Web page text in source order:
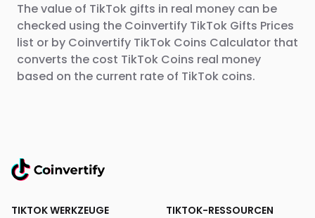
The value of TikTok gifts in real money can be
checked using the Coinvertify TikTok Gifts Prices
list or by Coinvertify TikTok Coins Calculator that
converts the cost TikTok Coins real money
based on the current rate of TikTok coins.
TIKTOK WERKZEUGE TIKTOK-RESSOURCEN